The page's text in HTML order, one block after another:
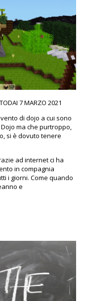
7 MARZO 2021
di dojo a cui sono
ma che purtroppo,
si è dovuto tenere
ad internet ci ha
in compagnia
i giorni. Come quando
e